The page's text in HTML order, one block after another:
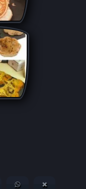
ВКонтакте
Поделиться в
Поделиться в